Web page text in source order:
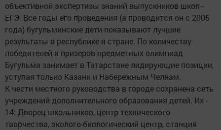
объективной экспертизы знаний выпускников школ -
ЕГЭ. Все годы его проведения (а проводится он с 2005
года) бугульминские дети показывают лучшие
результаты в республике и стране. По количеству
победителей и призеров предметных олимпиад
Бугульма занимает в Татарстане лидирующие позиции,
уступая только Казани и Набережным Челнам.
К чести местного руководства в городе сохранена сеть
учреждений дополнительного образования детей. Их -
14: Дворец школьников, центр технического
творчества, эколого-биологический центр, станция